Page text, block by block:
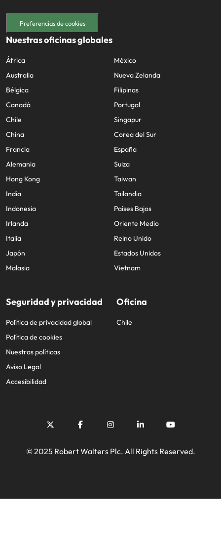
Preferencias de cookies
Nuestras oficinas globales
África
Australia
Bélgica
Canadá
Chile
China
Francia
Alemania
Hong Kong
India
Indonesia
Irlanda
Italia
Japón
Malasia
México
Nueva Zelanda
Filipinas
Portugal
Singapur
Corea del Sur
España
Suiza
Taiwan
Tailandia
Países Bajos
Oriente Medio
Reino Unido
Estados Unidos
Vietnam
Seguridad y privacidad
Política de privacidad global
Política de cookies
Nuestras políticas
Aviso Legal
Accesibilidad
Oficina
Chile
© 2025 Robert Walters Plc. All Rights Reserved.